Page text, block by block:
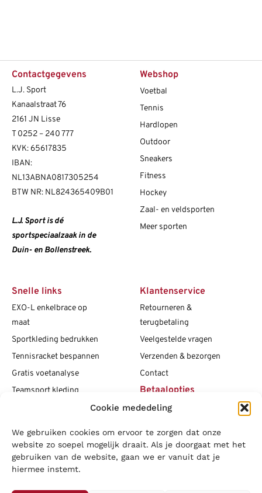
Cookie mededeling
We gebruiken cookies om ervoor te zorgen dat onze
website zo soepel mogelijk draait. Als je doorgaat met het
gebruiken van de website, gaan we er vanuit dat je
hiermee instemt.
Contactgegevens
L.J. Sport
Kanaalstraat 76
2161 JN Lisse
T 0252 – 240 777
KVK: 65617835
IBAN:
NL13ABNA0817305254
BTW NR: NL824365409B01
L.J. Sport is dé
sportspeciaalzaak in de
Duin- en Bollenstreek.
Webshop
Voetbal
Tennis
Hardlopen
Outdoor
Sneakers
Fitness
Hockey
Zaal- en veldsporten
Meer sporten
Snelle links
EXO-L enkelbrace op
maat
Sportkleding bedrukken
Tennisracket bespannen
Gratis voetanalyse
Teamsport kleding
Vacatures
Blogs
Klantenservice
Retourneren &
terugbetaling
Veelgestelde vragen
Verzenden & bezorgen
Contact
Betaalopties
Social media